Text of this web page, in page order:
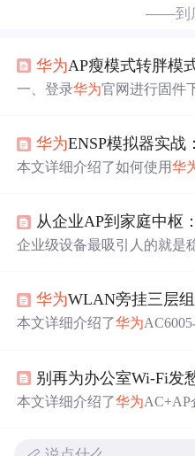
——到
华为AP瘦模式转胖模
一、登录华为官网进行固件
设置好IP后，确保能Ping通
1/16） 五、console口参数设置 六、通过CRT登陆AP,初始
华为ENSP模拟器实战
本文详细介绍了如何使用华
关键步骤。特别针对AP上线
查提供了实用技巧，帮助网
从企业AP到家庭中枢
企业级设备最吸引人的就是
窗口点"是"继续即可，这不
出几个经验：首先，企业设
家的"谁在偷蹭网"疑心病。
亮，我在"系统>管理"里直
界面可以查看状态。
华为WLAN旁挂三层
本文详细介绍了华为
数配置，实现移动办公场景
高密度办公、医疗园区等场
别再为办公室Wi-Fi发
本文详细介绍了华为AC+AP